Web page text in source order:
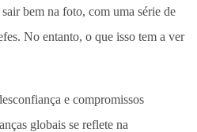
bem na foto, com uma série de
No entanto, o que isso tem a ver
e compromissos
globais se reflete na